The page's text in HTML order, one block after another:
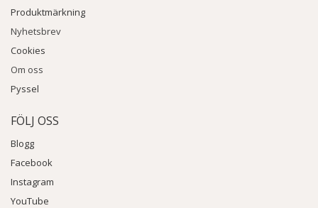
Produktmärkning
Nyhetsbrev
Cookies
Om oss
Pyssel
FÖLJ OSS
Blogg
Facebook
Instagram
YouTube